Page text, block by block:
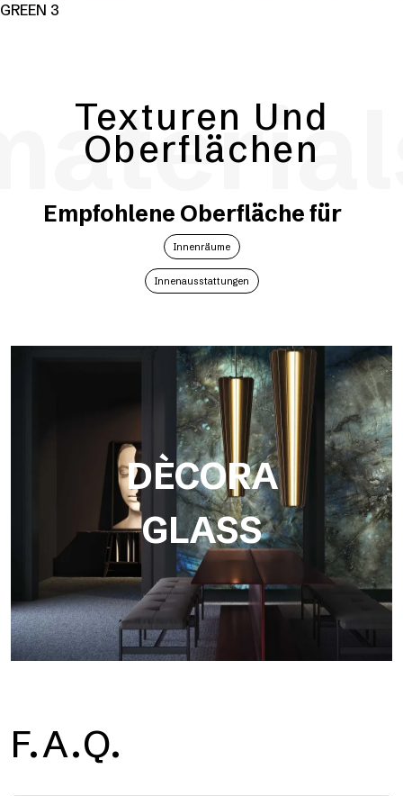
GREEN 3
Texturen Und
Oberflächen
Empfohlene Oberfläche für
Innenräume
Innenausstattungen
DÈCORA
GLASS
F.A.Q.